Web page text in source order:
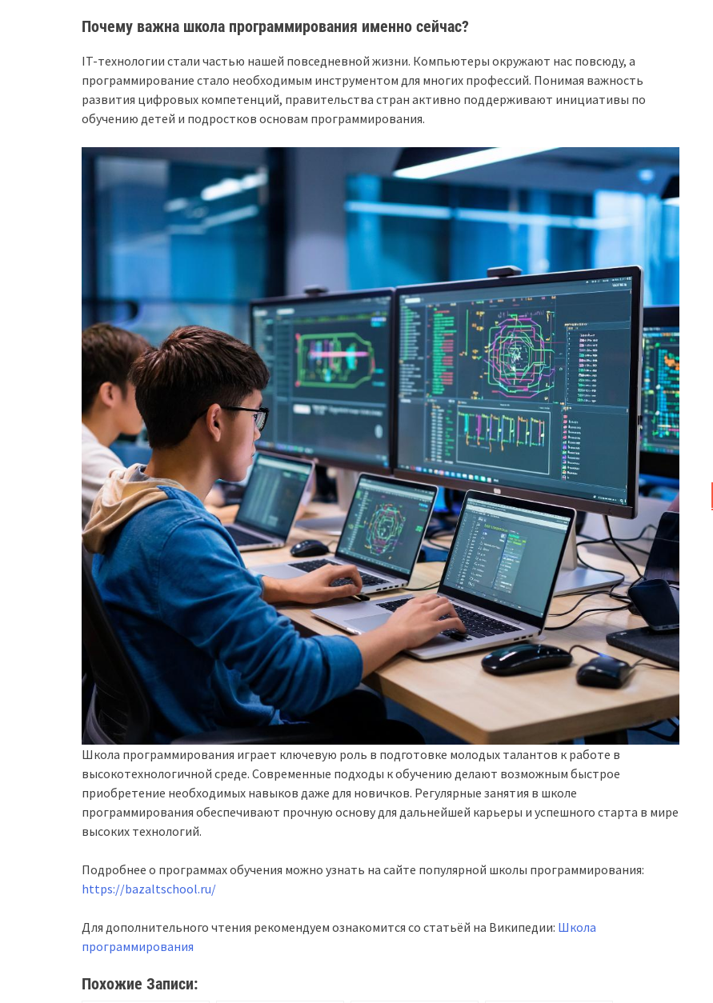
Почему важна школа программирования именно сейчас?
IT-технологии стали частью нашей повседневной жизни. Компьютеры окружают нас повсюду, а
программирование стало необходимым инструментом для многих профессий. Понимая важность
развития цифровых компетенций, правительства стран активно поддерживают инициативы по
обучению детей и подростков основам программирования.
Школа программирования играет ключевую роль в подготовке молодых талантов к работе в
высокотехнологичной среде. Современные подходы к обучению делают возможным быстрое
приобретение необходимых навыков даже для новичков. Регулярные занятия в школе
программирования обеспечивают прочную основу для дальнейшей карьеры и успешного старта в мире
высоких технологий.
Подробнее о программах обучения можно узнать на сайте популярной школы программирования:
https://bazaltschool.ru/
Для дополнительного чтения рекомендуем ознакомится со статьёй на Википедии: Школа
программирования
Похожие Записи: